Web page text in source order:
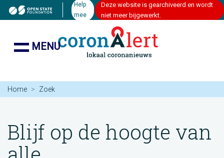
Help
mee
Deze website is gearchiveerd en wordt
niet meer bijgewerkt.
MENU
Home Zoek
Blijf op de hoogte van